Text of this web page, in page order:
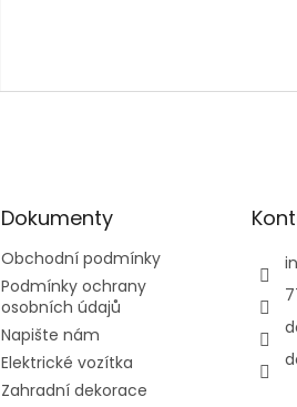
Dokumenty
Obchodní podmínky
Podmínky ochrany
osobních údajů
Napište nám
Elektrické vozítka
Zahradní dekorace